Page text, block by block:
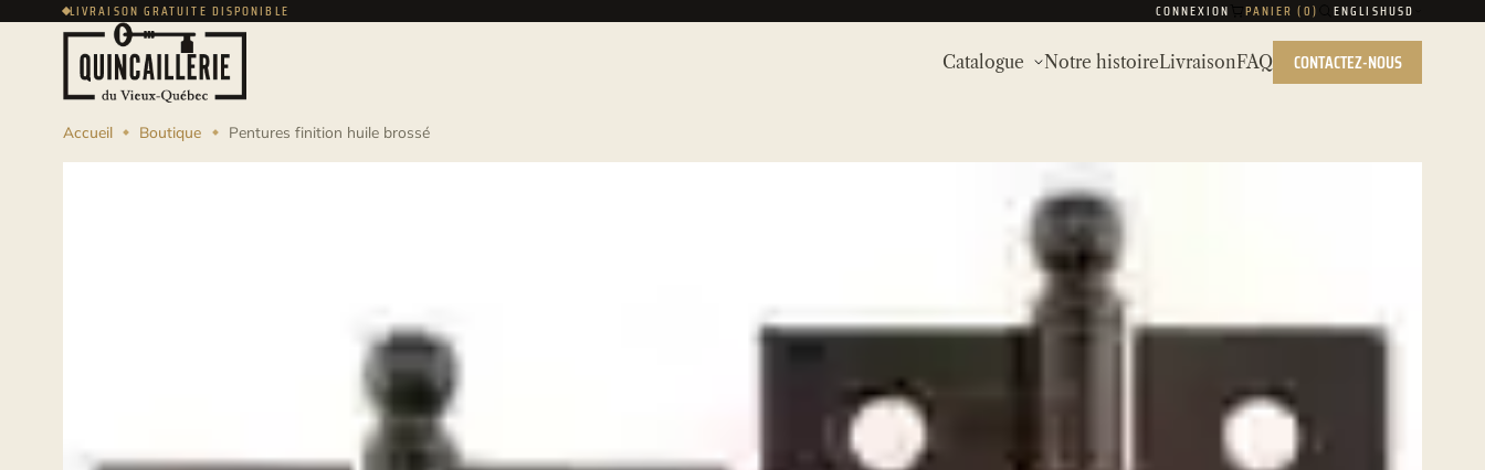
LIVRAISON GRATUITE DISPONIBLE CONNEXION PANIER (0) ENGLISHUSD
Catalogue Notre histoireLivraisonFAQ CONTACTEZ-NOUS
Accueil Boutique Pentures finition huile brossé